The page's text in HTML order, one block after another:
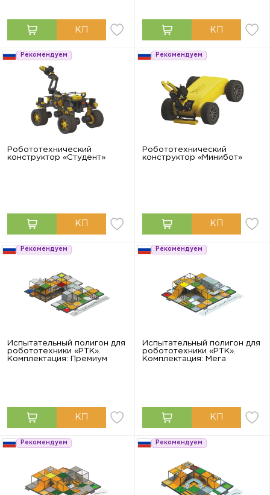
Рекомендуем
Робототехнический
конструктор «Студент»
Рекомендуем
Робототехнический
конструктор «Минибот»
Рекомендуем
Испытательный полигон для
робототехники «РТК».
Комплектация: Премиум
Рекомендуем
Испытательный полигон для
робототехники «РТК».
Комплектация: Мега
Рекомендуем Рекомендуем